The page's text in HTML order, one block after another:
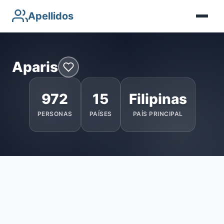
Apellidos
Aparis
972
PERSONAS
15
PAÍSES
Filipinas
PAÍS PRINCIPAL